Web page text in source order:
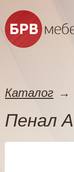
Каталог →
Пенал